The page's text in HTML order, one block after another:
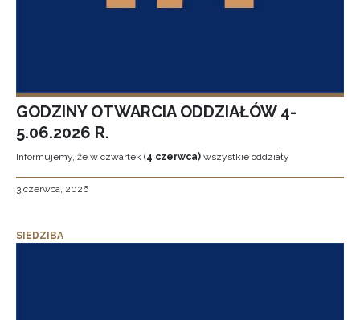
GODZINY OTWARCIA ODDZIAŁÓW 4-
5.06.2026 R.
Informujemy, że w czwartek (4 czerwca) wszystkie oddziały
3 czerwca, 2026
SIEDZIBA